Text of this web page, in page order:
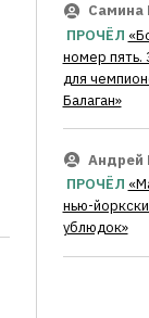
Самина
ПРОЧЁЛ
номер пять.
для
Балаган»
Андрей
ПРОЧЁЛ
нью-
ублюдок»